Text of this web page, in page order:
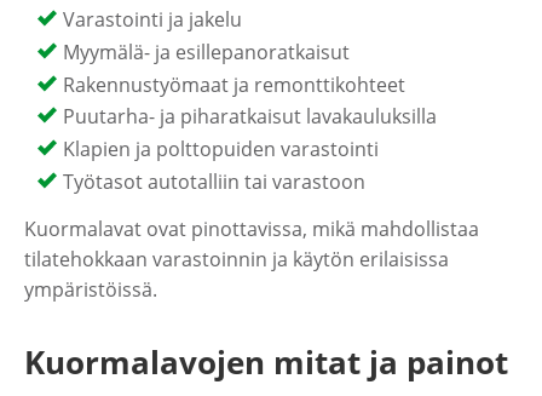
Varastointi ja jakelu
Myymälä- ja esillepanoratkaisut
Rakennustyömaat ja remonttikohteet
Puutarha- ja piharatkaisut lavakauluksilla
Klapien ja polttopuiden varastointi
Työtasot autotalliin tai varastoon
Kuormalavat ovat pinottavissa, mikä mahdollistaa
tilatehokkaan varastoinnin ja käytön erilaisissa
ympäristöissä.
Kuormalavojen mitat ja painot